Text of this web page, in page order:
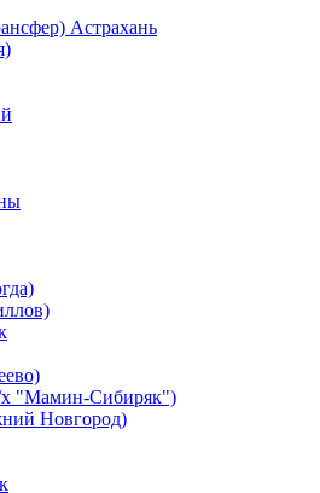
Астрахань
х "Мамин-Сибиряк")
Новгород)